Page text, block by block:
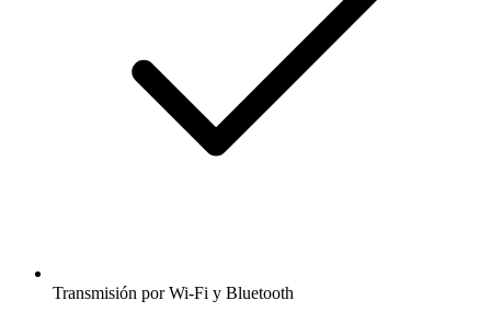
Transmisión por Wi-Fi y Bluetooth